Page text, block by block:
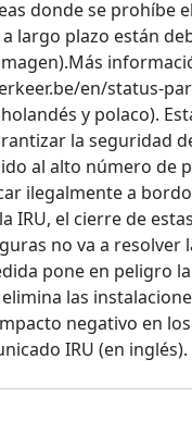
donde se prohíbe el
largo plazo están
en/status-
y polaco).
la seguridad
al alto número de
ilegalmente a
IRU, el cierre de
no va a resolver
pone en peligro
las
negativo en
IRU (en inglés).